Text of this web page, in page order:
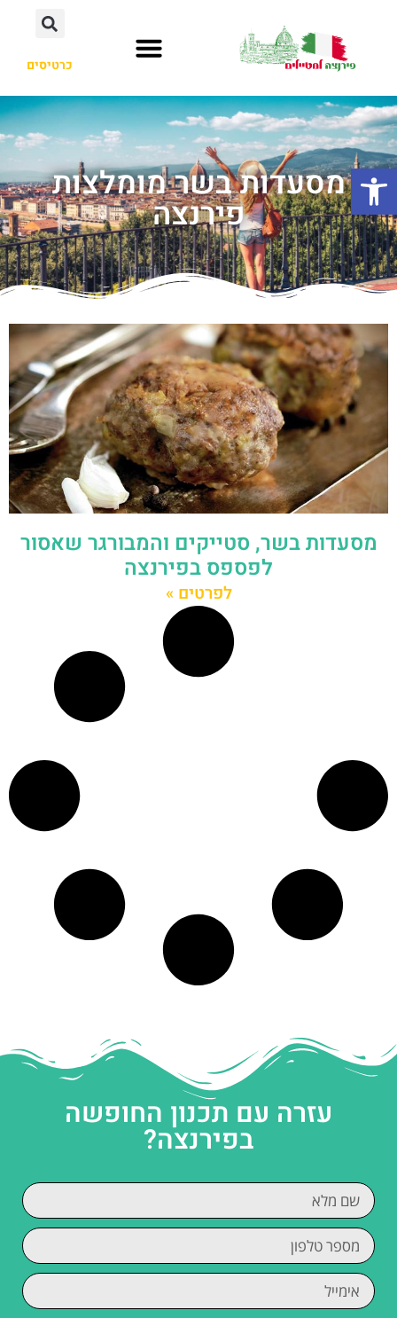
כרטיסים
מסעדות בשר מומלצות
פירנצה
מסעדות בשר, סטייקים והמבורגר שאסור
לפספס בפירנצה
לפרטים »
עזרה עם תכנון החופשה
בפירנצה?
פתח סרגל נגישות